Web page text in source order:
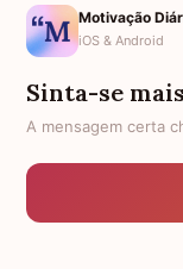
Motivação
iOS & Android
Sinta-se
A mensagem certa